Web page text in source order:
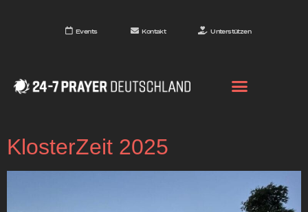
Events Kontakt Unterstützen
KlosterZeit 2025